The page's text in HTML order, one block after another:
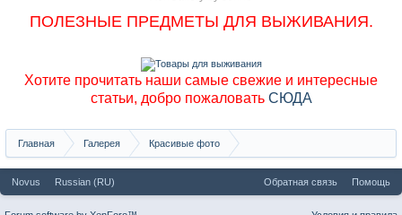
ПОЛЕЗНЫЕ ПРЕДМЕТЫ ДЛЯ ВЫЖИВАНИЯ.
Хотите прочитать наши самые свежие и интересные
статьи, добро пожаловать СЮДА
Главная Галерея Красивые фото
Саяны, хребет Ергаки, фото Матниной
Novus Russian (RU) Обратная связь Помощь